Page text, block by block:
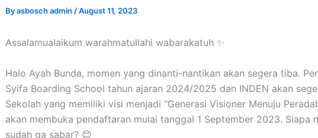
Byasbosch admin /August 11, 2023
Assalamualaikum warahmatullahi wabarakatuh ✨
Halo Ayah Bunda, momen yang dinanti-nantikan akan segera tiba.
Syifa Boarding School tahun ajaran 2024/2025 dan INDEN akan
Sekolah yang memiliki visi menjadi “Generasi Visioner Menuju
akan membuka pendaftaran mulai tanggal 1 September 2023. Siapa
sudah ga sabar? 😊